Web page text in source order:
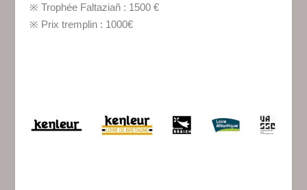
※ Trophée Faltaziañ : 1500 €
※ Prix tremplin : 1000€